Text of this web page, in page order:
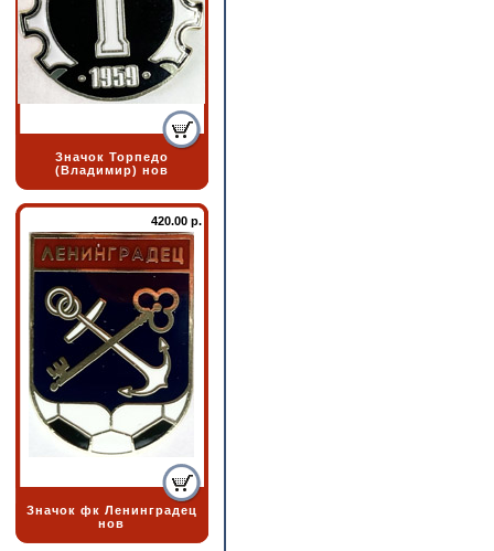
Значок Торпедо
(Владимир) нов
420.00 р.
Значок фк Ленинградец
нов